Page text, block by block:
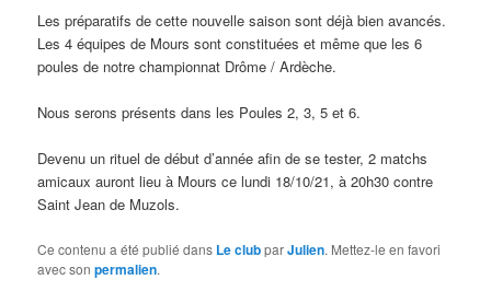
Les préparatifs de cette nouvelle saison sont déjà bien avancés.
Les 4 équipes de Mours sont constituées et même que les 6
poules de notre championnat Drôme / Ardèche.
Nous serons présents dans les Poules 2, 3, 5 et 6.
Devenu un rituel de début d’année afin de se tester, 2 matchs
amicaux auront lieu à Mours ce lundi 18/10/21, à 20h30 contre
Saint Jean de Muzols.
Ce contenu a été publié dans Le clubparJulien. Mettez-le en favori
avec sonpermalien.